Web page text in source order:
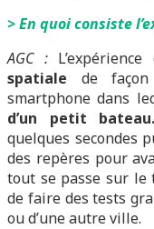
> En quoi consiste
AGC :
spatiale de
smartphone dans
d’un petit bateau.
quelques secondes
des repères pour
tout se passe sur le
de faire des tests
ou d’une autre ville.